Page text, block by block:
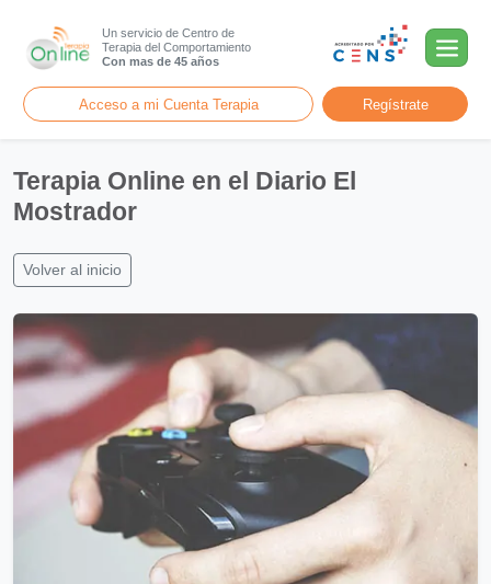
Un servicio de Centro de
Terapia del Comportamiento
Con mas de 45 años
Acceso a mi Cuenta Terapia Regístrate
Terapia Online en el Diario El
Mostrador
Volver al inicio